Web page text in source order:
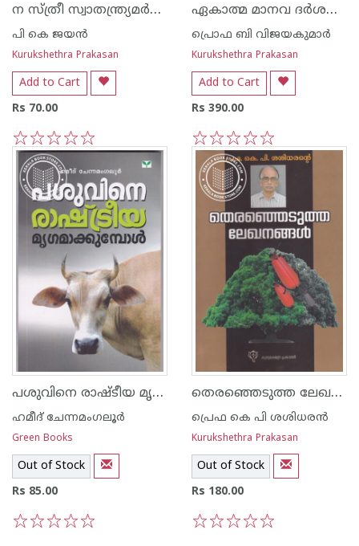
ന സ്ത്രീ സ്വാതന്ത്ര്യമര്‍ഹതി
പി കെ ജയ‌ന്‍
Kurukshethra Prakasan
Add to Cart
Rs 70.00
5
4
3
2
1
ഏകാത്മ മാനവ ദര്‍ശനം സിദ്ധാന്തവും പ്രയോഗവും
പ്രൊഫ ബി വിജയകുമാര്‍
Kurukshethra Prakasan
Add to Cart
Rs 390.00
5
4
3
2
1
പശുവിനെ രാഷ്ടീയ മൃഗമാക്കുമ്പോള്‍
ഹമീദ് ചേന്നമംഗലൂര്‍
Green Books
Out of Stock
Rs 85.00
തെരഞ്ഞെടുത്ത ലേഖനങ്ങള്‍
പ്രെഫ കെ പി ശശിധരന്‍
Kurukshethra Prakasan
Out of Stock
Rs 180.00